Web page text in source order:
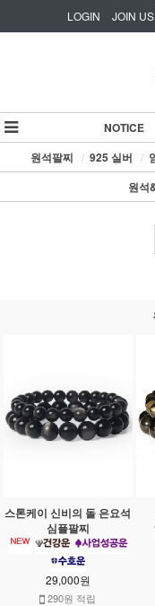
LOGIN JOIN US
NOTICE
원석팔찌 / 925 실버 /
원석
스톤케이 신비의 돌 은요석
심플팔찌
29,000원
290원 적립